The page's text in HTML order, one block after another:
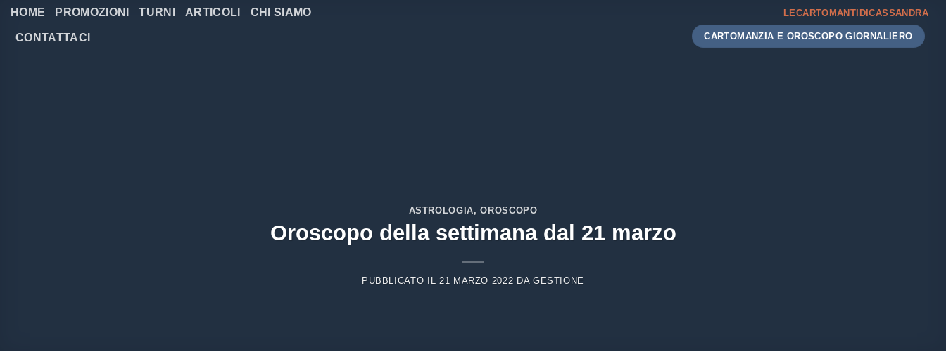
Salta
contenuti
HOME PROMOZIONI TURNI ARTICOLI CHI SIAMO
CONTATTACI
LECARTOMANTIDICASSANDRA
CARTOMANZIA E OROSCOPO GIORNALIERO
ASTROLOGIA,OROSCOPO
Oroscopo della settimana dal 21 marzo
PUBBLICATO IL 21 MARZO 2022 DA GESTIONE